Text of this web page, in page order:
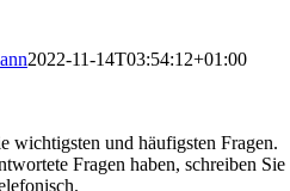
2022-11-14T03:54:12+01:00
wichtigsten und häufigsten Fragen.
Fragen haben, schreiben Sie